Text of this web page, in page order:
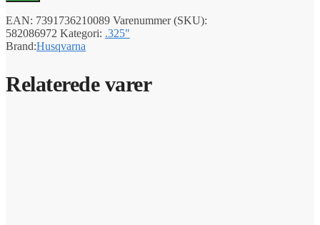
EAN: 7391736210089 Varenummer (SKU):
582086972 Kategori: .325"
Brand:Husqvarna
Relaterede varer